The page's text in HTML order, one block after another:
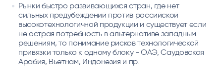
Рынки быстро развивающихся стран, где нет
сильных предубеждений против российской
высокотехнологичной продукции и существует если
не острая потребность в альтернативе западным
решениям, то понимание рисков технологической
привязки только к одному блоку - ОАЭ, Саудовская
Арабия, Вьетнам, Индонезия и пр.